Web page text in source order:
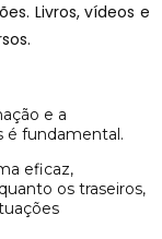
Livros, vídeos e
e a
é fundamental.
eficaz,
os traseiros,